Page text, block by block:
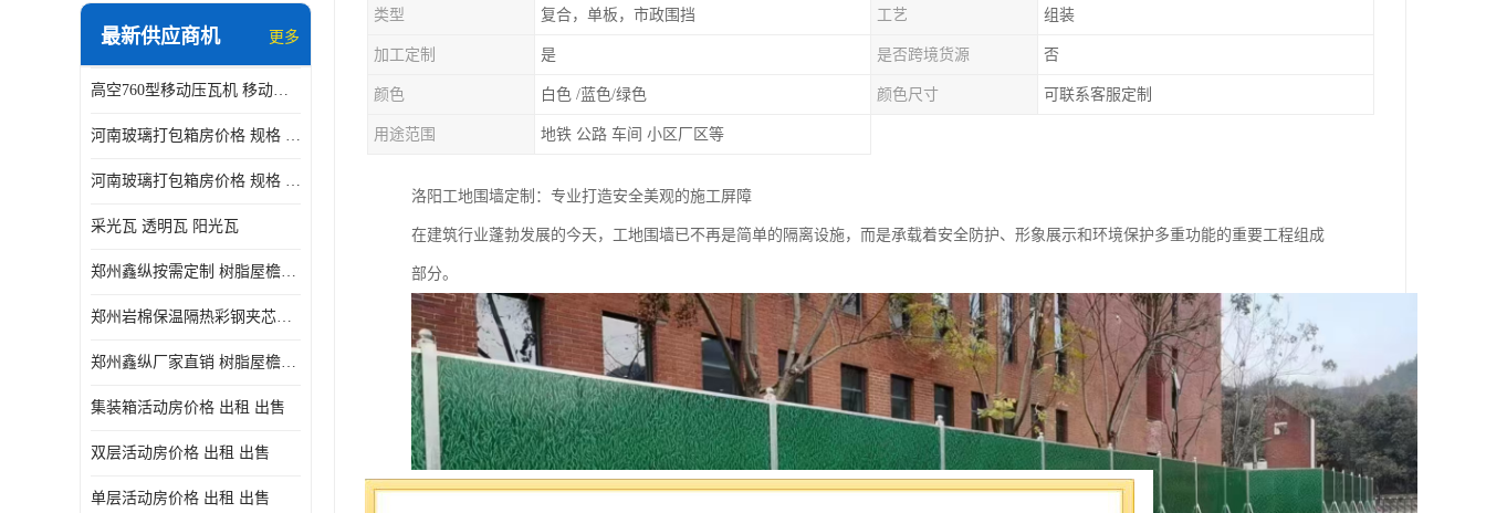
最新供应商机 更多
高空760型移动压瓦机 移动升降制瓦设备租赁选郑州鑫纵
河南玻璃打包箱房价格 规格 鑫纵建材按需定制
河南玻璃打包箱房价格 规格 鑫纵建材批发
采光瓦 透明瓦 阳光瓦
郑州鑫纵按需定制 树脂屋檐装饰塑料琉璃瓦片 中式仿古瓦的特点 价格
郑州岩棉保温隔热彩钢夹芯板 郑州鑫纵支持定做
郑州鑫纵厂家直销 树脂屋檐装饰塑料琉璃瓦片 中式仿古瓦的特点 价格
集装箱活动房价格 出租 出售
双层活动房价格 出租 出售
单层活动房价格 出租 出售
类型 复合，单板，市政围挡 工艺 组装
加工定制 是 是否跨境货源 否
颜色 白色 /蓝色/绿色 颜色尺寸 可联系客服定制
用途范围 地铁 公路 车间 小区厂区等
洛阳工地围墙定制：专业打造安全美观的施工屏障
在建筑行业蓬勃发展的今天，工地围墙已不再是简单的隔离设施，而是承载着安全防护、形象展示和环境保护多重功能的重要工程组成
部分。